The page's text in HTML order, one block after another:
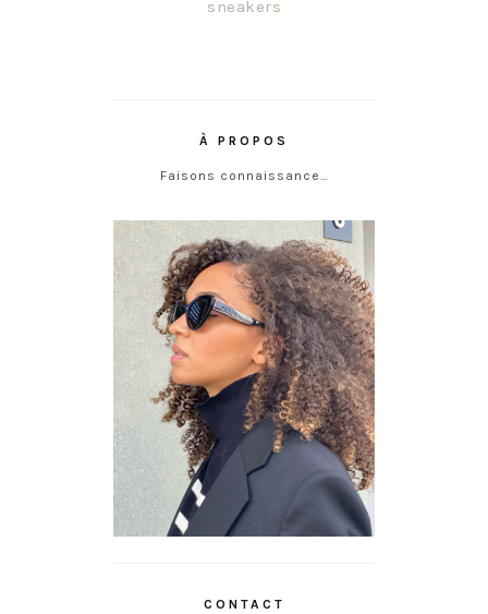
sneakers
À PROPOS
Faisons connaissance…
CONTACT